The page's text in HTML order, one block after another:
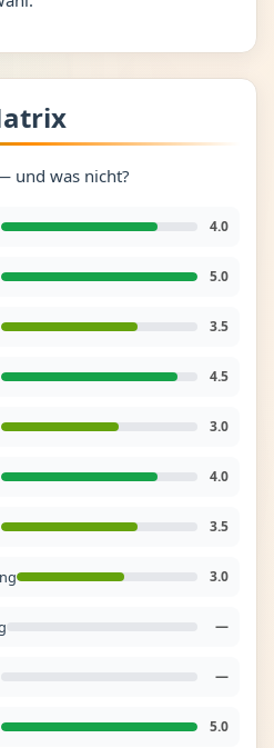
und was nicht?
4.0
5.0
3.5
4.5
3.0
4.0
3.5
3.0
—
—
5.0